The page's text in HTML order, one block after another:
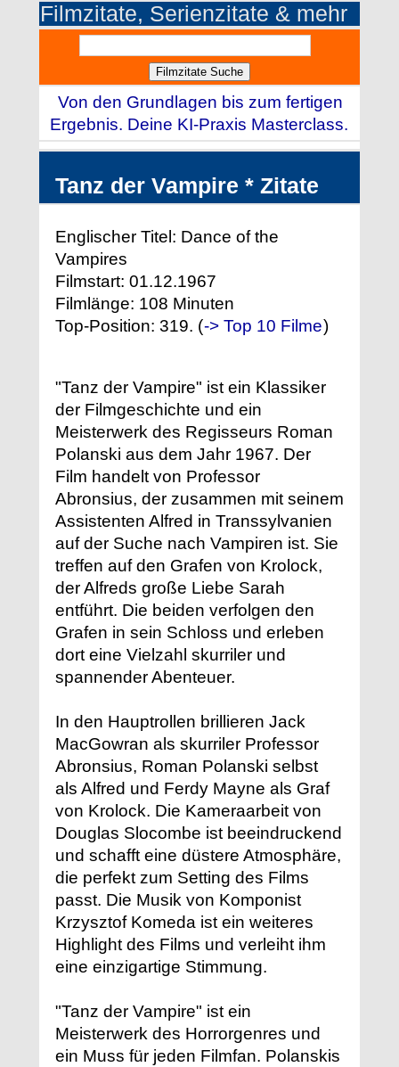
Filmzitate, Serienzitate & mehr
Von den Grundlagen bis zum fertigen
Ergebnis. Deine KI-Praxis Masterclass.
Tanz der Vampire * Zitate
Englischer Titel: Dance of the
Vampires
Filmstart: 01.12.1967
Filmlänge: 108 Minuten
Top-Position: 319. (-> Top 10 Filme)
"Tanz der Vampire" ist ein Klassiker
der Filmgeschichte und ein
Meisterwerk des Regisseurs Roman
Polanski aus dem Jahr 1967. Der
Film handelt von Professor
Abronsius, der zusammen mit seinem
Assistenten Alfred in Transsylvanien
auf der Suche nach Vampiren ist. Sie
treffen auf den Grafen von Krolock,
der Alfreds große Liebe Sarah
entführt. Die beiden verfolgen den
Grafen in sein Schloss und erleben
dort eine Vielzahl skurriler und
spannender Abenteuer.
In den Hauptrollen brillieren Jack
MacGowran als skurriler Professor
Abronsius, Roman Polanski selbst
als Alfred und Ferdy Mayne als Graf
von Krolock. Die Kameraarbeit von
Douglas Slocombe ist beeindruckend
und schafft eine düstere Atmosphäre,
die perfekt zum Setting des Films
passt. Die Musik von Komponist
Krzysztof Komeda ist ein weiteres
Highlight des Films und verleiht ihm
eine einzigartige Stimmung.
"Tanz der Vampire" ist ein
Meisterwerk des Horrorgenres und
ein Muss für jeden Filmfan. Polanskis